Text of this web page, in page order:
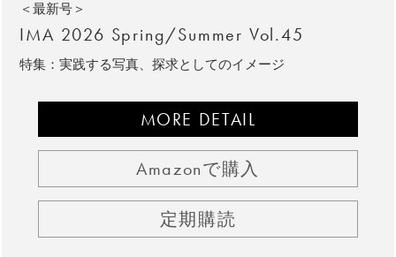
＜最新号＞
IMA 2026 Spring/Summer Vol.45
特集：実践する写真、探求としてのイメージ
MORE DETAIL
Amazonで購入
定期購読